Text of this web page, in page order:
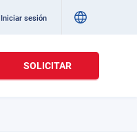
Iniciar sesión
SOLICITAR